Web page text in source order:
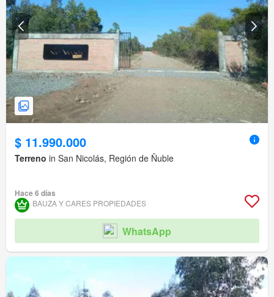
$ 11.990.000
Terreno in San Nicolás, Región de Ñuble
Hace 6 días
BAUZA Y CARES PROPIEDADES
WhatsApp